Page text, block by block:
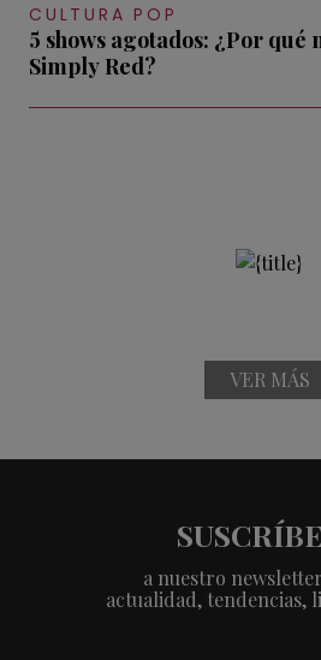
CULTURA POP
5 shows agotados: ¿Por qué
Simply Red?
VER MÁS
a nuestro
actualidad, tendencias,